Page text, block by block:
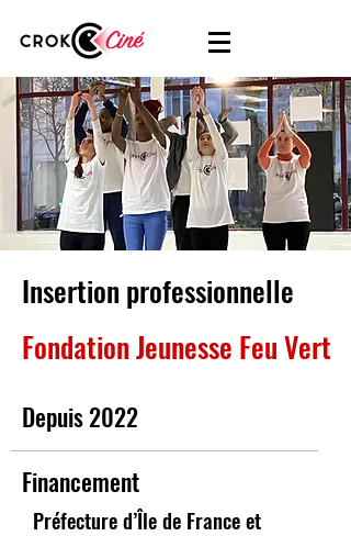
Insertion professionnelle
Fondation Jeunesse Feu Vert
Depuis 2022
Financement
Préfecture d’Île de France et